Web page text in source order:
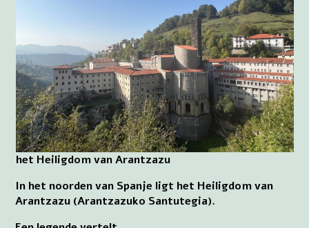
het Heiligdom van Arantzazu
In het noorden van Spanje ligt het Heiligdom van
Arantzazu (Arantzazuko Santutegia).